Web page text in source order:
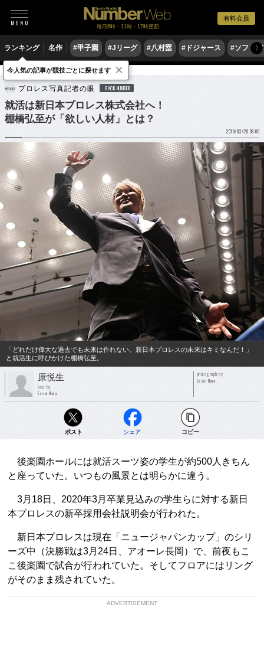
有料会員
毎日6時・11時・17時更新
ランキング 名作 #甲子園 #Jリーグ #八村塁 #ドジャース #ソフト〉
格闘技 プロレス
プロレス写真記者の眼 BACK NUMBER
就活は新日本プロレス株式会社へ！
棚橋弘至が「欲しい人材」とは？
2019/03/20 08:00
「どれだけ偉大な過去でも未来は作れない。新日本プロレスの未来はキミなんだ！」
と就活生に呼びかけた棚橋弘至。
原悦生
text by
Essei Hara
photograph by
Essei Hara
ポスト シェア コピー
後楽園ホールには就活スーツ姿の学生が約500人きちん
と座っていた。いつもの風景とは明らかに違う。
3月18日、2020年3月卒業見込みの学生らに対する新日
本プロレスの新卒採用会社説明会が行われた。
新日本プロレスは現在「ニュージャパンカップ」のシリ
ーズ中（決勝戦は3月24日、アオーレ長岡）で、前夜もこ
こ後楽園で試合が行われていた。そしてフロアにはリング
がそのまま残されていた。
ADVERTISEMENT
今人気の記事が競技ごとに探せます ×